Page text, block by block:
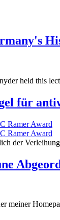
held this
für
der
meiner